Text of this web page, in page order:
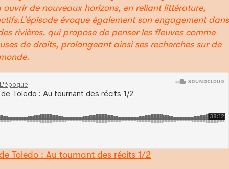
ouvrir de nouveaux horizons, en reliant littérature,
évoque également son engagement dans
rivières, qui propose de penser les fleuves comme
de droits, prolongeant ainsi ses recherches sur de
Toledo : Au tournant des récits 1/2